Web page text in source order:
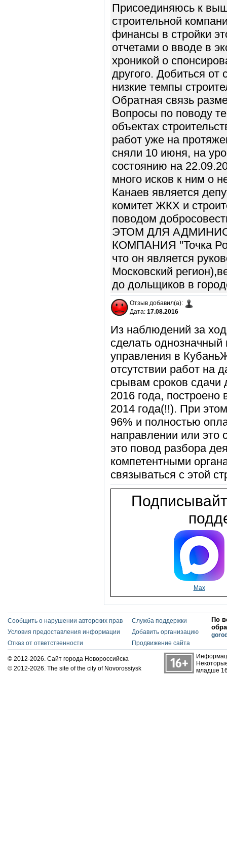
Присоединяюсь к
строительной
финансы в стройки
отчетами о вводе в
хроникой о
другого. Добиться от
низкие темпы
Обратная связь
Вопросы по поводу
объектах
работ уже на
сняли 10 июня, на
состоянию на
много исков к ним о
Канаев является
комитет ЖКХ и
поводом
ЭТОМ ДЛЯ
КОМПАНИЯ "Точка
что он является
Московский
до дольщиков в
Отзыв добавил(а):
Дата: 17.08.2016
Из наблюдений за
сделать однозначный
управления в
отсутствии работ на
срывам сроков
2016 года, построено
2014 года(!!). При
96% и полностью
направлении или это
это повод разбора
компетентными
связываться с этой
Max
Сообщить о нарушении авторских прав
Условия предоставления информации
Отказ от ответственности
Служба поддержки
Добавить организацию
Продвижение сайта
По
© 2012-2026. Сайт города Новороссийска
© 2012-2026. The site of the city of Novorossiysk
младше